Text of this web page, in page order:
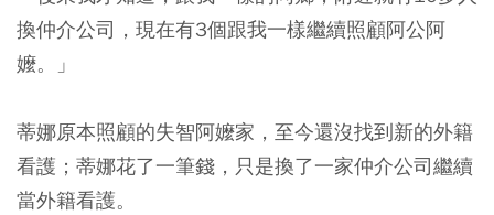
換仲介公司，現在有3個跟我一樣繼續照顧阿公阿
嬤。」
蒂娜原本照顧的失智阿嬤家，至今還沒找到新的外籍
看護 ；蒂娜花了一筆錢，只是換了一家仲介公司繼續
當外籍看護。